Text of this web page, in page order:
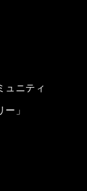
ュニティ
」